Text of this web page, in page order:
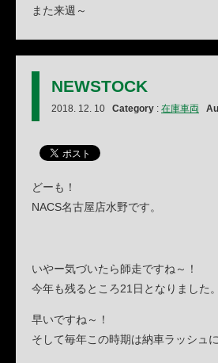
また来週～
NEWSTOCK
2018. 12. 10 Category : 在庫車両
どーも！
NACS名古屋店水野です。
いやー気づいたら師走ですね～！
今年も残るところ21日となりました。
早いですね～！
そして毎年この時期は納車ラッシュ